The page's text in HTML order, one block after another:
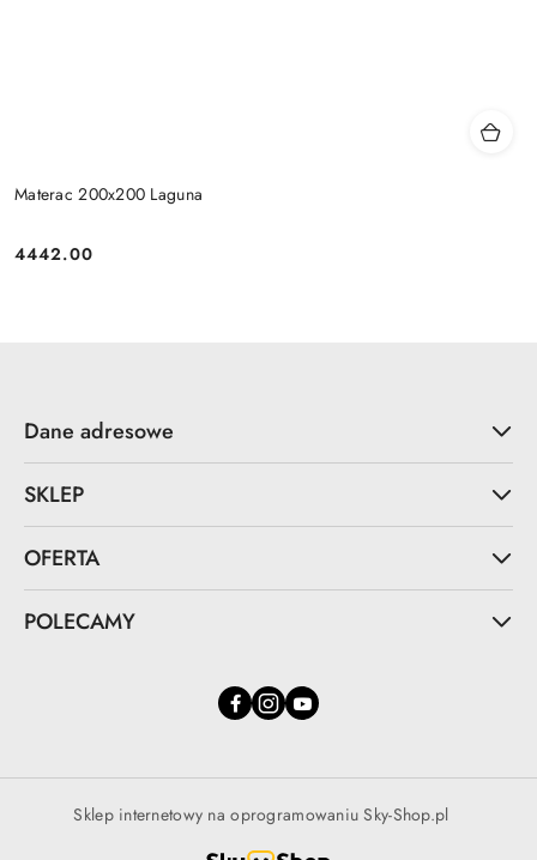
Materac 200x200 Laguna
Cena:
4442.00
Dane adresowe
SKLEP
OFERTA
POLECAMY
Sklep internetowy na oprogramowaniu Sky-Shop.pl